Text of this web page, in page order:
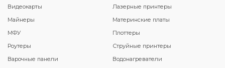
Видеокарты
Лазерные принтеры
Майнеры
Материнские платы
МФУ
Плоттеры
Роутеры
Струйные принтеры
Варочные панели
Водонагреватели